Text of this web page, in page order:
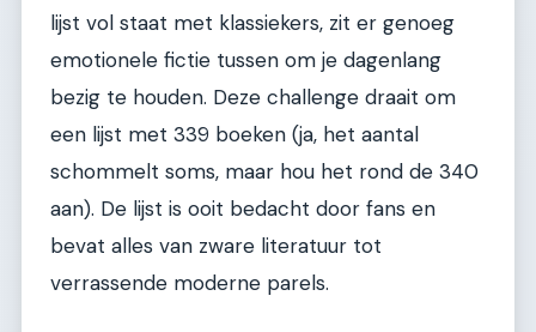
lijst vol staat met klassiekers, zit er genoeg
emotionele fictie tussen om je dagenlang
bezig te houden. Deze challenge draait om
een lijst met 339 boeken (ja, het aantal
schommelt soms, maar hou het rond de 340
aan). De lijst is ooit bedacht door fans en
bevat alles van zware literatuur tot
verrassende moderne parels.